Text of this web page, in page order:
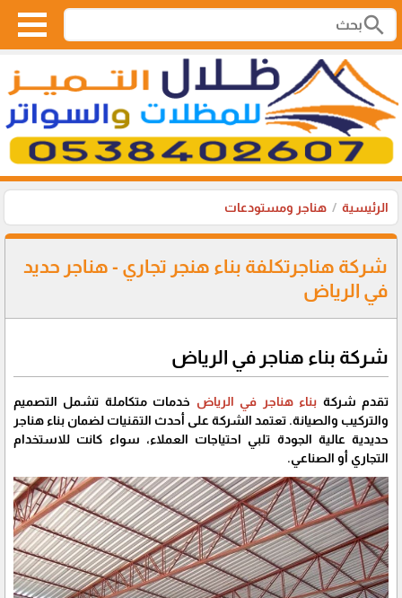
search
الرئيسية هناجر ومستودعات
شركة هناجرتكلفة بناء هنجر تجاري - هناجر حديد
في الرياض
شركة بناء هناجر في الرياض
تقدم شركة بناء هناجر في الرياض خدمات متكاملة تشمل التصميم
والتركيب والصيانة. تعتمد الشركة على أحدث التقنيات لضمان بناء هناجر
حديدية عالية الجودة تلبي احتياجات العملاء، سواء كانت للاستخدام
التجاري أو الصناعي.